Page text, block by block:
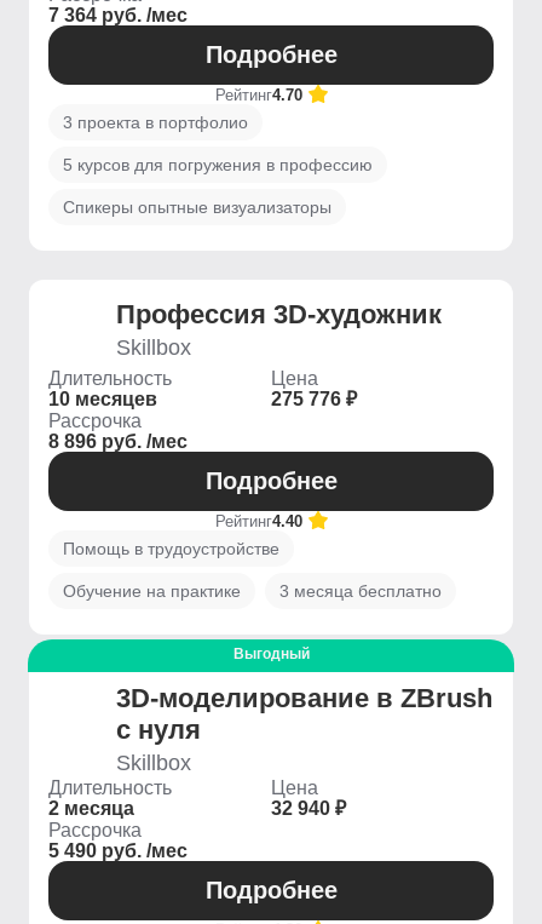
7 364 руб. /мес
Подробнее
Рейтинг4.70
3 проекта в портфолио
5 курсов для погружения в профессию
Спикеры опытные визуализаторы
Профессия 3D-художник
Skillbox
Длительность
10 месяцев
Цена
275 776 ₽
Рассрочка
8 896 руб. /мес
Подробнее
Рейтинг4.40
Помощь в трудоустройстве
Обучение на практике 3 месяца бесплатно
Выгодный
3D-моделирование в ZBrush
с нуля
Skillbox
Длительность
2 месяца
Цена
32 940 ₽
Рассрочка
5 490 руб. /мес
Подробнее